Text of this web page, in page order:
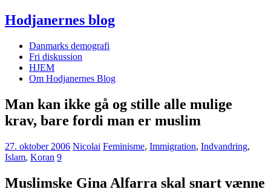
Hodjanernes blog
Danmarks demografi
Fri diskussion
HJEM
Om Hodjanernes Blog
Man kan ikke gå og stille alle mulige
krav, bare fordi man er muslim
27. oktober 2006 Nicolai Feminisme, Immigration, Indvandring,
Islam, Koran 9
Muslimske Gina Alfarra skal snart vænne